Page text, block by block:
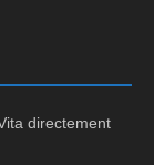
directement